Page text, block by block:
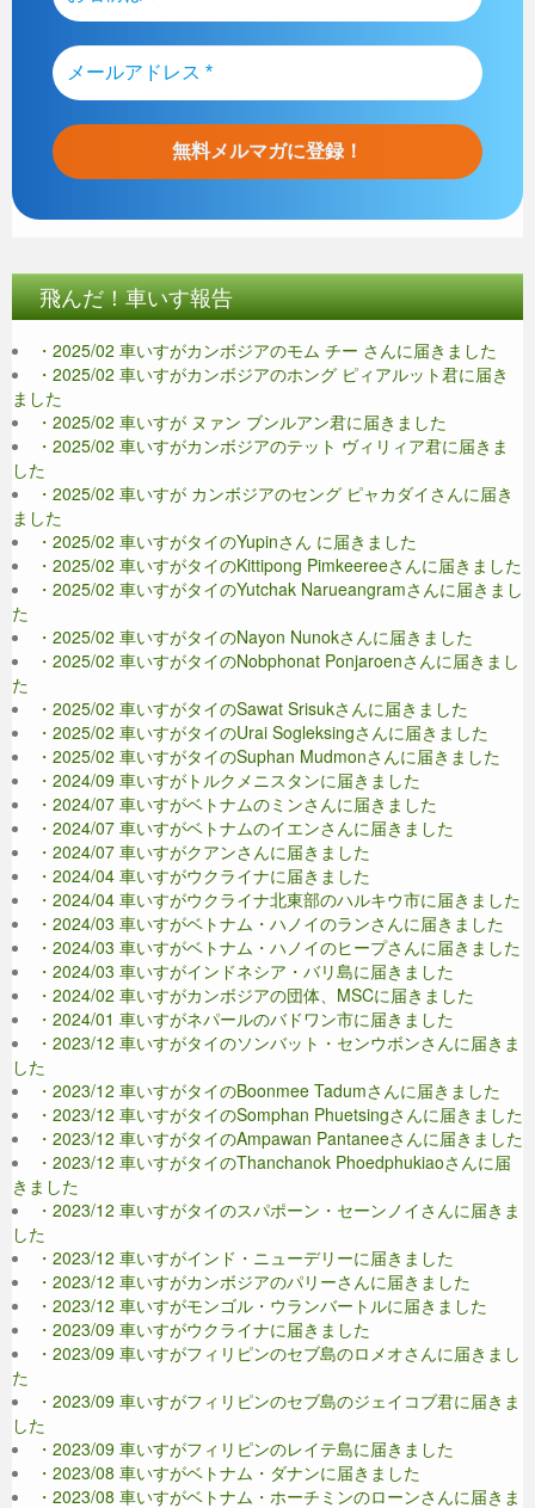
飛んだ！車いす報告
・2025/02 車いすがカンボジアのモム チー さんに届きました
・2025/02 車いすがカンボジアのホング ピィアルット君に届き
ました
・2025/02 車いすが ヌァン ブンルアン君に届きました
・2025/02 車いすがカンボジアのテット ヴィリィア君に届きま
した
・2025/02 車いすが カンボジアのセング ピャカダイさんに届き
ました
・2025/02 車いすがタイのYupinさん に届きました
・2025/02 車いすがタイのKittipong Pimkeereeさんに届きました
・2025/02 車いすがタイのYutchak Narueangramさんに届きまし
た
・2025/02 車いすがタイのNayon Nunokさんに届きました
・2025/02 車いすがタイのNobphonat Ponjaroenさんに届きまし
た
・2025/02 車いすがタイのSawat Srisukさんに届きました
・2025/02 車いすがタイのUrai Sogleksingさんに届きました
・2025/02 車いすがタイのSuphan Mudmonさんに届きました
・2024/09 車いすがトルクメニスタンに届きました
・2024/07 車いすがベトナムのミンさんに届きました
・2024/07 車いすがベトナムのイエンさんに届きました
・2024/07 車いすがクアンさんに届きました
・2024/04 車いすがウクライナに届きました
・2024/04 車いすがウクライナ北東部のハルキウ市に届きました
・2024/03 車いすがベトナム・ハノイのランさんに届きました
・2024/03 車いすがベトナム・ハノイのヒープさんに届きました
・2024/03 車いすがインドネシア・バリ島に届きました
・2024/02 車いすがカンボジアの団体、MSCに届きました
・2024/01 車いすがネパールのバドワン市に届きました
・2023/12 車いすがタイのソンバット・センウボンさんに届きま
した
・2023/12 車いすがタイのBoonmee Tadumさんに届きました
・2023/12 車いすがタイのSomphan Phuetsingさんに届きました
・2023/12 車いすがタイのAmpawan Pantaneeさんに届きました
・2023/12 車いすがタイのThanchanok Phoedphukiaoさんに届
きました
・2023/12 車いすがタイのスパポーン・セーンノイさんに届きま
した
・2023/12 車いすがインド・ニューデリーに届きました
・2023/12 車いすがカンボジアのパリーさんに届きました
・2023/12 車いすがモンゴル・ウランバートルに届きました
・2023/09 車いすがウクライナに届きました
・2023/09 車いすがフィリピンのセブ島のロメオさんに届きまし
た
・2023/09 車いすがフィリピンのセブ島のジェイコブ君に届きま
した
・2023/09 車いすがフィリピンのレイテ島に届きました
・2023/08 車いすがベトナム・ダナンに届きました
・2023/08 車いすがベトナム・ホーチミンのローンさんに届きま